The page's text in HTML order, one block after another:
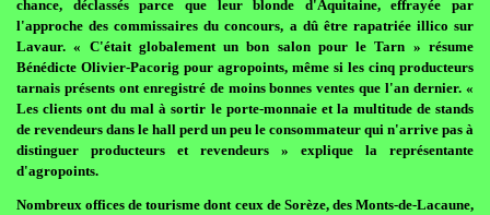
chance, déclassés parce que leur blonde d'Aquitaine, effrayée par
l'approche des commissaires du concours, a dû être rapatriée illico sur
Lavaur. « C'était globalement un bon salon pour le Tarn » résume
Bénédicte Olivier-Pacorig pour agropoints, même si les cinq producteurs
tarnais présents ont enregistré de moins bonnes ventes que l'an dernier. «
Les clients ont du mal à sortir le porte-monnaie et la multitude de stands
de revendeurs dans le hall perd un peu le consommateur qui n'arrive pas à
distinguer producteurs et revendeurs » explique la représentante
d'agropoints.
Nombreux offices de tourisme dont ceux de Sorèze, des Monts-de-Lacaune,